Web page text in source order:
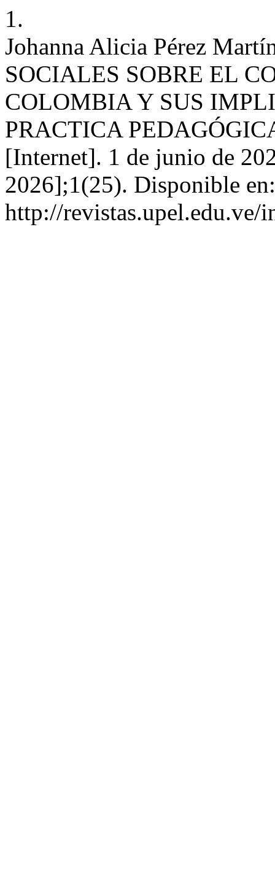
1.
Johanna Alicia Pérez
SOCIALES SOBRE EL
COLOMBIA Y SUS
PRACTICA
[Internet]. 1 de junio de
2026];1(25). Disponible en:
http://